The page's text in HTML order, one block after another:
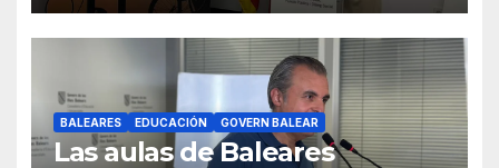
BALEARES EDUCACIÓN GOVERN BALEAR
Las aulas de Baleares